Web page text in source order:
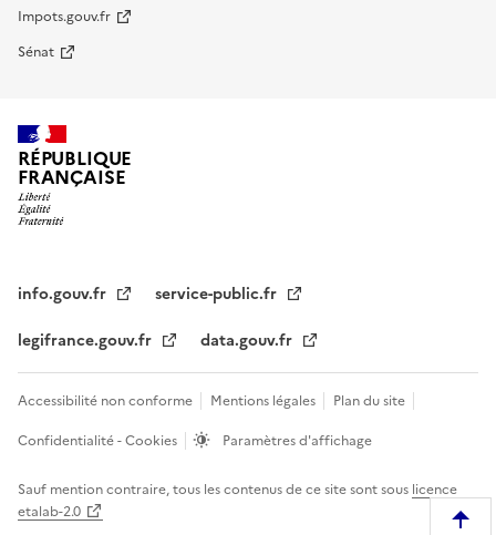
Impots.gouv.fr
Sénat
RÉPUBLIQUE
FRANÇAISE
info.gouv.fr
service-public.fr
legifrance.gouv.fr
data.gouv.fr
Accessibilité non conforme Mentions légales
Plan du site
Confidentialité - Cookies
Paramètres d'affichage
Sauf mention contraire, tous les contenus de ce site sont sous licence
etalab-2.0